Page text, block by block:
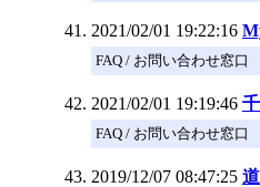
2021/02/01 19:22:16
FAQ / お問い合わせ窓口
2021/02/01 19:19:46
FAQ / お問い合わせ窓口
2019/12/07 08:47:25